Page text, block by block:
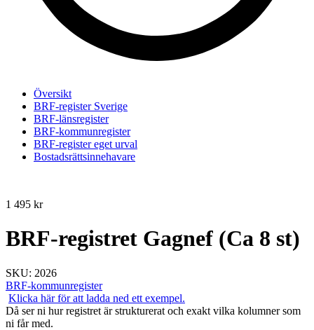
Översikt
BRF-register Sverige
BRF-länsregister
BRF-kommunregister
BRF-register eget urval
Bostadsrättsinnehavare
1 495 kr
BRF-registret Gagnef (Ca 8 st)
SKU: 2026
BRF-kommunregister
Klicka här för att ladda ned ett exempel.
Då ser ni hur registret är strukturerat och exakt vilka kolumner som
ni får med.